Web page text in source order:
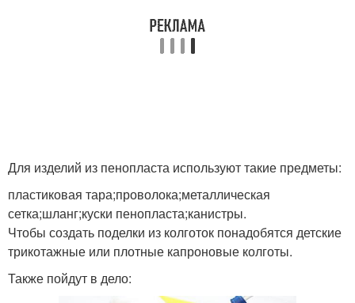
Для изделий из пенопласта используют такие предметы:
пластиковая тара;проволока;металлическая
сетка;шланг;куски пенопласта;канистры.
Чтобы создать поделки из колготок понадобятся детские
трикотажные или плотные капроновые колготы.
Также пойдут в дело: